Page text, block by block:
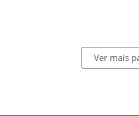
Ver mais